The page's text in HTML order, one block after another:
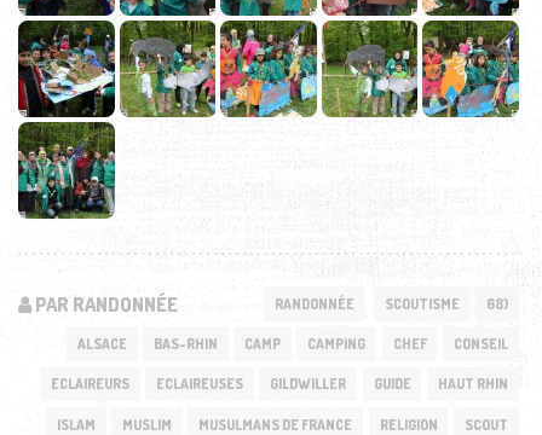
PAR RANDONNÉE RANDONNÉE SCOUTISME 68)
ALSACE BAS-RHIN CAMP CAMPING CHEF CONSEIL
ECLAIREURS ECLAIREUSES GILDWILLER GUIDE HAUT RHIN
ISLAM MUSLIM MUSULMANS DE FRANCE RELIGION SCOUT